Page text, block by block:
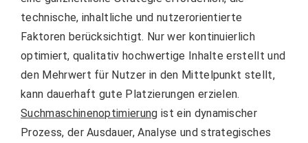
technische, inhaltliche und nutzerorientierte
Faktoren berücksichtigt. Nur wer kontinuierlich
optimiert, qualitativ hochwertige Inhalte erstellt und
den Mehrwert für Nutzer in den Mittelpunkt stellt,
kann dauerhaft gute Platzierungen erzielen.
Suchmaschinenoptimierung ist ein dynamischer
Prozess, der Ausdauer, Analyse und strategisches